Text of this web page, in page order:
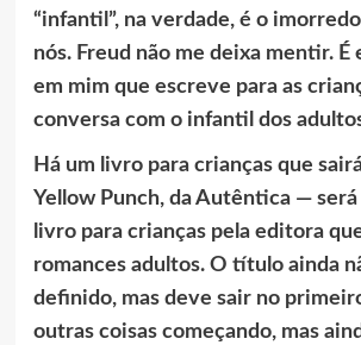
“infantil”, na verdade, é o
nós. Freud não me deixa mentir. É
em mim que escreve para as
conversa com o infantil dos
Há um livro para crianças que
Yellow Punch, da Autêntica —
livro para crianças pela editora
romances adultos. O título ainda
definido, mas deve sair no
outras coisas começando, mas